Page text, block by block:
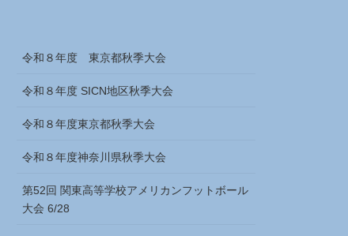
令和８年度 東京都秋季大会
令和８年度 SICN地区秋季大会
令和８年度東京都秋季大会
令和８年度神奈川県秋季大会
第52回 関東高等学校アメリカンフットボール
大会 6/28